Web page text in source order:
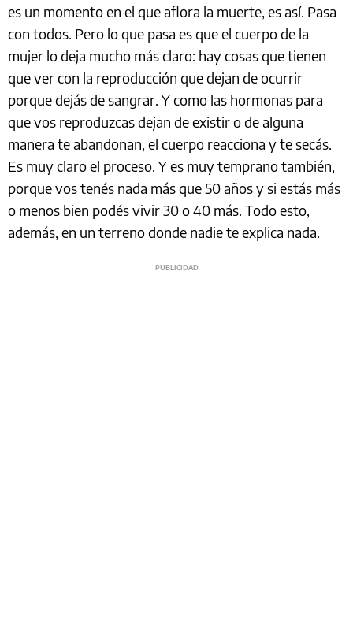
es un momento en el que aflora la muerte, es así. Pasa
con todos. Pero lo que pasa es que el cuerpo de la
mujer lo deja mucho más claro: hay cosas que tienen
que ver con la reproducción que dejan de ocurrir
porque dejás de sangrar. Y como las hormonas para
que vos reproduzcas dejan de existir o de alguna
manera te abandonan, el cuerpo reacciona y te secás.
Es muy claro el proceso. Y es muy temprano también,
porque vos tenés nada más que 50 años y si estás más
o menos bien podés vivir 30 o 40 más. Todo esto,
además, en un terreno donde nadie te explica nada.